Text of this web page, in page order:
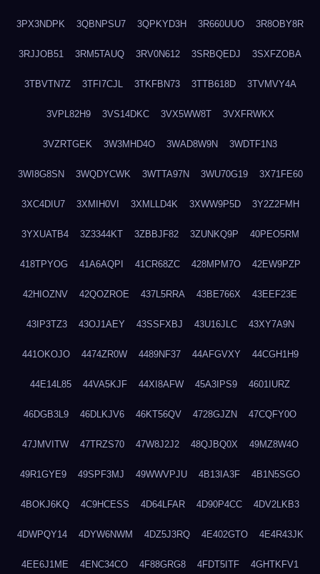
3PX3NDPK 3QBNPSU7 3QPKYD3H 3R660UUO 3R8OBY8R
3RJJOB51 3RM5TAUQ 3RV0N612 3SRBQEDJ 3SXFZOBA
3TBVTN7Z 3TFI7CJL 3TKFBN73 3TTB618D 3TVMVY4A
3VPL82H9 3VS14DKC 3VX5WW8T 3VXFRWKX
3VZRTGEK 3W3MHD4O 3WAD8W9N 3WDTF1N3
3WI8G8SN 3WQDYCWK 3WTTA97N 3WU70G19 3X71FE60
3XC4DIU7 3XMIH0VI 3XMLLD4K 3XWW9P5D 3Y2Z2FMH
3YXUATB4 3Z3344KT 3ZBBJF82 3ZUNKQ9P 40PEO5RM
418TPYOG 41A6AQPI 41CR68ZC 428MPM7O 42EW9PZP
42HIOZNV 42QOZROE 437L5RRA 43BE766X 43EEF23E
43IP3TZ3 43OJ1AEY 43SSFXBJ 43U16JLC 43XY7A9N
441OKOJO 4474ZR0W 4489NF37 44AFGVXY 44CGH1H9
44E14L85 44VA5KJF 44XI8AFW 45A3IPS9 4601IURZ
46DGB3L9 46DLKJV6 46KT56QV 4728GJZN 47CQFY0O
47JMVITW 47TRZS70 47W8J2J2 48QJBQ0X 49MZ8W4O
49R1GYE9 49SPF3MJ 49WWVPJU 4B13IA3F 4B1N5SGO
4BOKJ6KQ 4C9HCESS 4D64LFAR 4D90P4CC 4DV2LKB3
4DWPQY14 4DYW6NWM 4DZ5J3RQ 4E402GTO 4E4R43JK
4EE6J1ME 4ENC34CO 4F88GRG8 4FDT5ITF 4GHTKFV1